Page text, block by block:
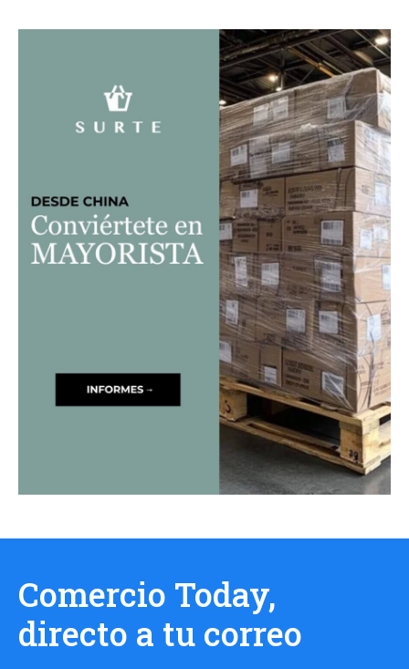
Comercio Today,
directo a tu correo